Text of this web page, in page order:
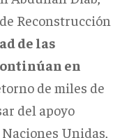
Reconstrucción
de las
en
de miles de
del apoyo
Unidas,